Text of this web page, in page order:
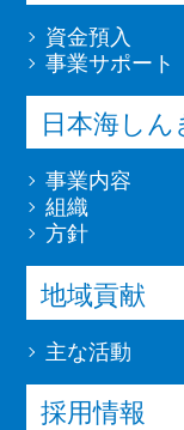
資金預入
事業サポート
日本海し
事業内容
組織
方針
地域貢献
主な活動
採用情報